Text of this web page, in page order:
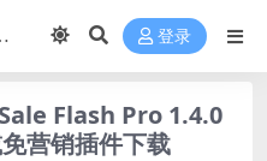
登录
Flash Pro 1.4.0
营销插件下载